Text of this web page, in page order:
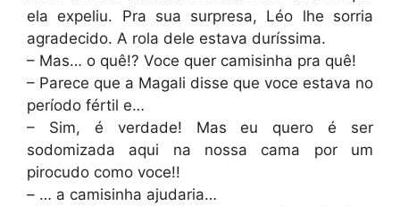
ela expeliu. Pra sua surpresa, Léo lhe sorria
agradecido. A rola dele estava duríssima.
– Mas… o quê!? Voce quer camisinha pra quê!
– Parece que a Magali disse que voce estava no
período fértil e…
– Sim, é verdade! Mas eu quero é ser
sodomizada aqui na nossa cama por um
pirocudo como voce!!
– … a camisinha ajudaria…